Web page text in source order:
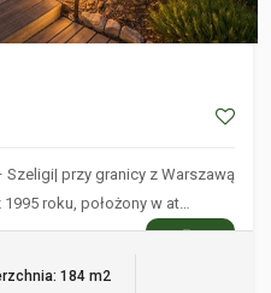
przy granicy z Warszawą
roku, położony w at…
WIĘCEJ
184 m2